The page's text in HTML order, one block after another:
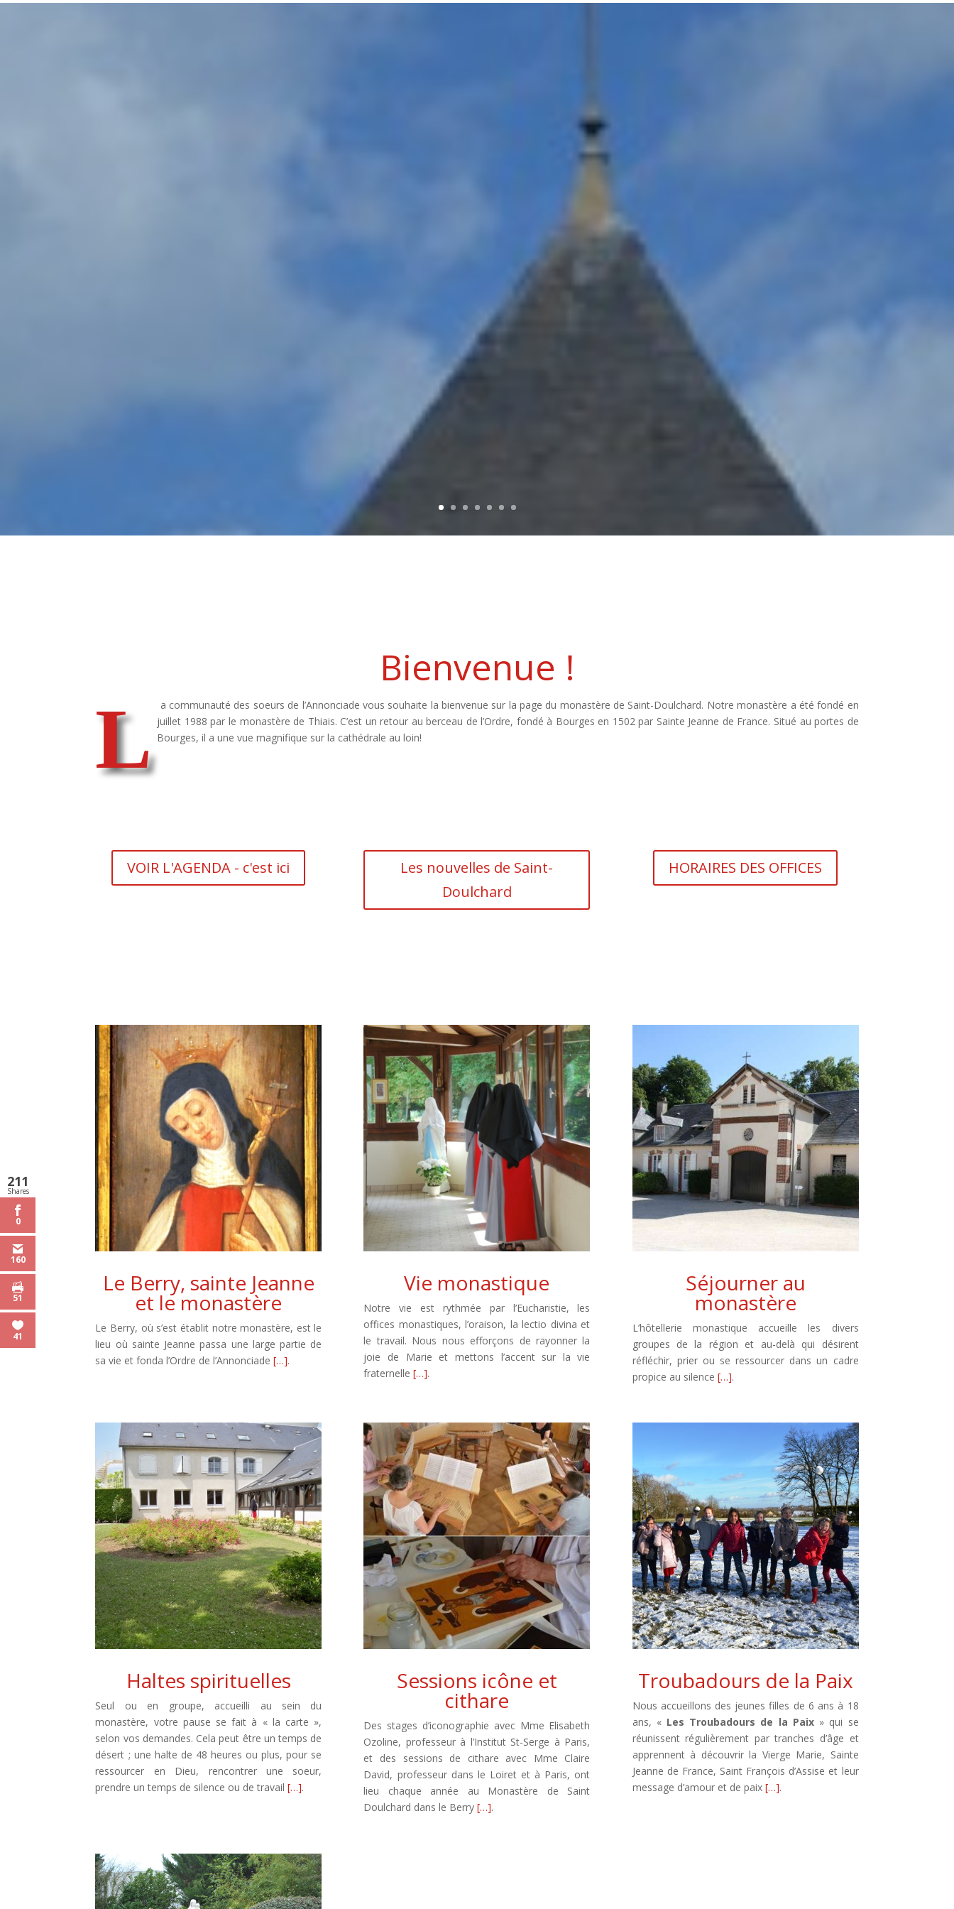
Bienvenue !
L
a communauté des soeurs de l’Annonciade vous souhaite la bienvenue sur la page du monastère de Saint-Doulchard. Notre monastère a été fondé en
juillet 1988 par le monastère de Thiais. C’est un retour au berceau de l’Ordre, fondé à Bourges en 1502 par Sainte Jeanne de France. Situé au portes de
Bourges, il a une vue magnifique sur la cathédrale au loin!
VOIR L'AGENDA - c'est ici
Les nouvelles de Saint-
Doulchard
HORAIRES DES OFFICES
Le Berry, sainte Jeanne
et le monastère
Le Berry, où s’est établit notre monastère, est le
lieu où sainte Jeanne passa une large partie de
sa vie et fonda l’Ordre de l’Annonciade[…].
Vie monastique
Notre vie est rythmée par l’Eucharistie, les
offices monastiques, l’oraison, la lectio divina et
le travail. Nous nous efforçons de rayonner la
joie de Marie et mettons l’accent sur la vie
fraternelle[…].
Séjourner au
monastère
L’hôtellerie monastique accueille les divers
groupes de la région et au-delà qui désirent
réfléchir, prier ou se ressourcer dans un cadre
propice au silence […].
Haltes spirituelles
Seul ou en groupe, accueilli au sein du
monastère, votre pause se fait à « la carte »,
selon vos demandes. Cela peut être un temps de
désert ; une halte de 48 heures ou plus, pour se
ressourcer en Dieu, rencontrer une soeur,
prendre un temps de silence ou de travail[…].
Sessions icône et
cithare
Des stages d’iconographie avec Mme Elisabeth
Ozoline, professeur à l’Institut St-Serge à Paris,
et des sessions de cithare avec Mme Claire
David, professeur dans le Loiret et à Paris, ont
lieu chaque année au Monastère de Saint
Doulchard dans le Berry […].
Troubadours de la Paix
Nous accueillons des jeunes filles de 6 ans à 18
ans, « Les Troubadours de la Paix» qui se
réunissent régulièrement par tranches d’âge et
apprennent à découvrir la Vierge Marie, Sainte
Jeanne de France, Saint François d’Assise et leur
message d’amour et de paix […].
211
Shares
0
160
51
41